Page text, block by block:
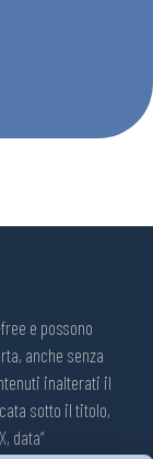
e possono
anche senza
inalterati il
sotto il titolo,
data“